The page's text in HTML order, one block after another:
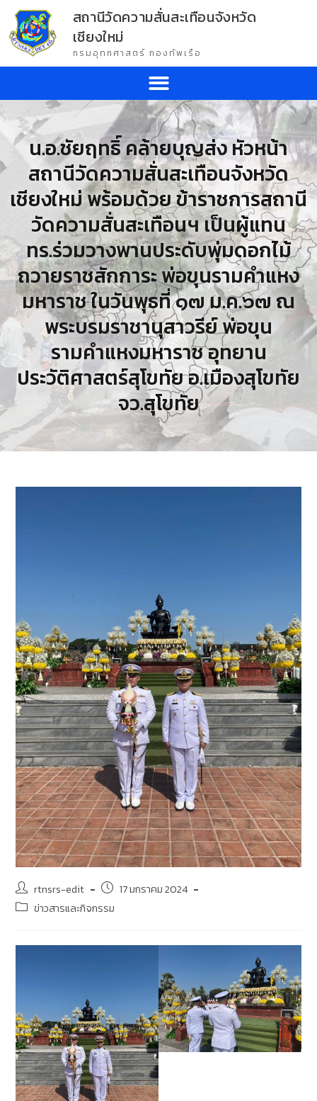
สถานีวัดความสั่นสะเทือนจังหวัด
เชียงใหม่
กรมอุทกศาสตร์ กองทัพเรือ
น.อ.ชัยฤทธิ์ คล้ายบุญส่ง หัวหน้า
สถานีวัดความสั่นสะเทือนจังหวัด
เชียงใหม่ พร้อมด้วย ข้าราชการสถานี
วัดความสั่นสะเทือนฯ เป็นผู้แทน
ทร.ร่วมวางพานประดับพุ่มดอกไม้
ถวายราชสักการะ พ่อขุนรามคำแหง
มหาราช ในวันพุธที่ ๑๗ ม.ค.๖๗ ณ
พระบรมราชานุสาวรีย์ พ่อขุน
รามคำแหงมหาราช อุทยาน
ประวัติศาสตร์สุโขทัย อ.เมืองสุโขทัย
จว.สุโขทัย
rtnsrs-edit
17 มกราคม 2024
ข่าวสารและกิจกรรม